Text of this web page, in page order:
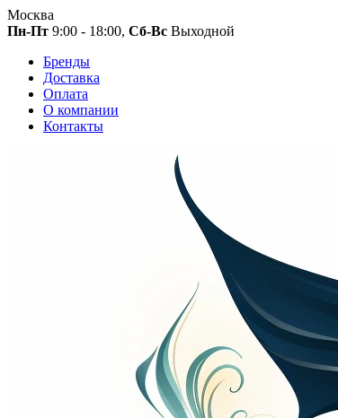
Москва
Пн-Пт 9:00 - 18:00, Сб-Вс Выходной
Бренды
Доставка
Оплата
О компании
Контакты